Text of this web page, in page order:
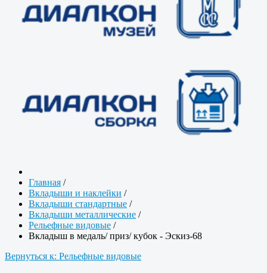
Главная /
Вкладыши и наклейки /
Вкладыши стандартные /
Вкладыши металлические /
Рельефные видовые /
Вкладыш в медаль/ приз/ кубок - Эскиз-68
Вернуться к: Рельефные видовые